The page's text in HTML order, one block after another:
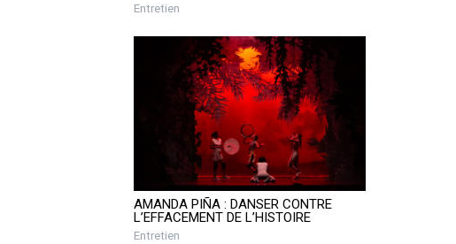
Entretien
AMANDA PIÑA : DANSER CONTRE
L’EFFACEMENT DE L’HISTOIRE
Entretien